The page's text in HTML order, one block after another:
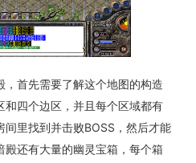
首先需要了解这个地图的构造
四个边区，并且每个区域都有
里找到并击败BOSS，然后才能
殿还有大量的幽灵宝箱，每个箱